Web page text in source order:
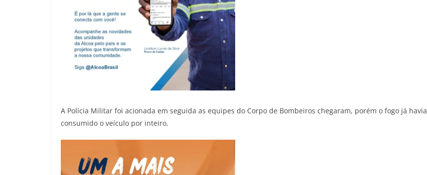
A Polícia Militar foi acionada em seguida as equipes do Corpo de Bombeiros chegaram, porém o fogo já havia
consumido o veículo por inteiro.